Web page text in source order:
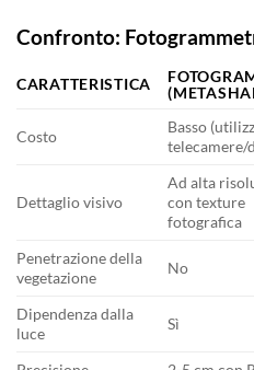
Confronto:
CARATTERISTICA
Costo
Basso
telecamere/
Dettaglio visivo
Ad alta
con texture
fotografica
Penetrazione della
vegetazione
No
Dipendenza dalla
luce
Sì